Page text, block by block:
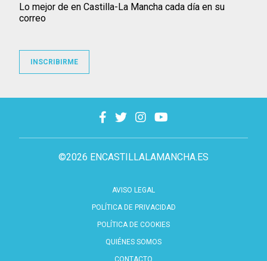
©2026 ENCASTILLALAMANCHA.ES
AVISO LEGAL
POLÍTICA DE PRIVACIDAD
POLÍTICA DE COOKIES
QUIÉNES SOMOS
Lo mejor de en Castilla-La Mancha cada día en su
correo
INSCRIBIRME